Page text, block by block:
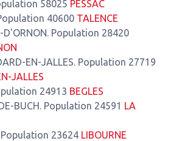
58025 PESSAC
40600 TALENCE
D'ORNON. Population 28420
EN-JALLES. Population 27719
JALLES
24913 BEGLES
BUCH. Population 24591 LA
Population 23624 LIBOURNE